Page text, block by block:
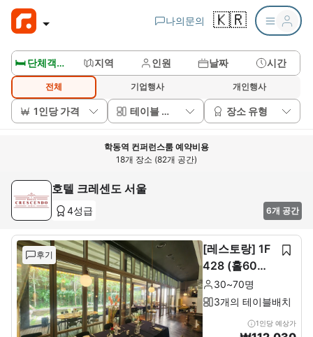
나의문의 🇰🇷
🛏️ 단체객실보기 지역 인원 날짜 시간
전체 기업행사 개인행사
1인당 가격 테이블 배치 장소 유형
학동역 컨퍼런스룸 예약비용
18개 장소 (82개 공간)
호텔 크레센도 서울
4성급 6개 공간
후기
[레스토랑] 1F
428 (홀60석+
룸10석)
30~70명
3개의 테이블배치
1인당 예상가